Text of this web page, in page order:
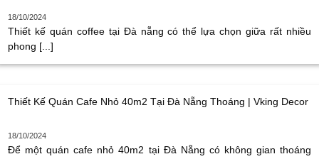
18/10/2024
Thiết kế quán coffee tại Đà nẵng có thể lựa chọn giữa rất nhiều
phong [...]
Thiết Kế Quán Cafe Nhỏ 40m2 Tại Đà Nẵng Thoáng | Vking Decor
18/10/2024
Để một quán cafe nhỏ 40m2 tại Đà Nẵng có không gian thoáng